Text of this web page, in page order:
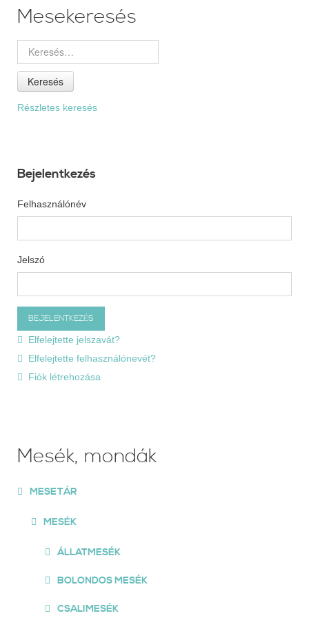
Mesekeresés
Keresés
Részletes keresés
Bejelentkezés
Felhasználónév
Jelszó
Elfelejtette jelszavát?
Elfelejtette felhasználónevét?
Fiók létrehozása
Mesék, mondák
MESETÁR
MESÉK
ÁLLATMESÉK
BOLONDOS MESÉK
CSALIMESÉK